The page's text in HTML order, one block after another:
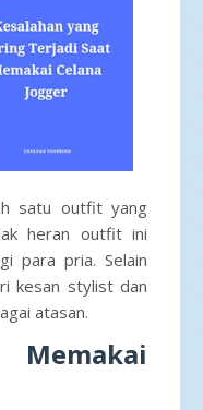
satu outfit yang
heran outfit ini
para pria. Selain
kesan stylist dan
atasan.
Memakai